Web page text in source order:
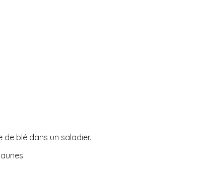
blé dans un saladier.